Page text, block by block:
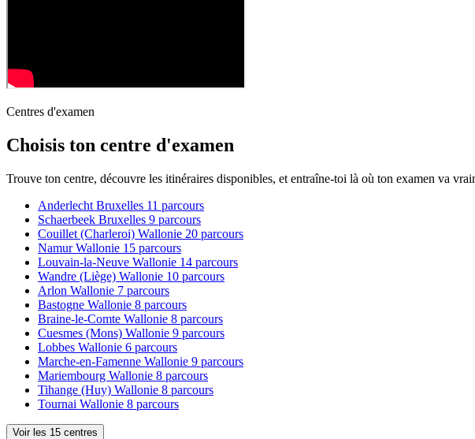
Centres d'examen
Choisis ton centre d'examen
Trouve ton centre, découvre les itinéraires disponibles, et entraîne-toi là où ton examen va
Anderlecht Bruxelles 11 parcours
Schaerbeek Bruxelles 9 parcours
Couillet (Charleroi) Wallonie 20 parcours
NamurWallonie 15 parcours
Louvain-la-Neuve Wallonie 14 parcours
Wandre (Liège) Wallonie 10 parcours
Arlon Wallonie 7 parcours
Bastogne Wallonie 8 parcours
Braine-le-Comte Wallonie 8 parcours
Cuesmes (Mons) Wallonie 9 parcours
Lobbes Wallonie 6 parcours
Marche-en-Famenne Wallonie 9 parcours
Mariembourg Wallonie 8 parcours
Tihange (Huy) Wallonie 8 parcours
Tournai Wallonie 8 parcours
Voir les 15 centres